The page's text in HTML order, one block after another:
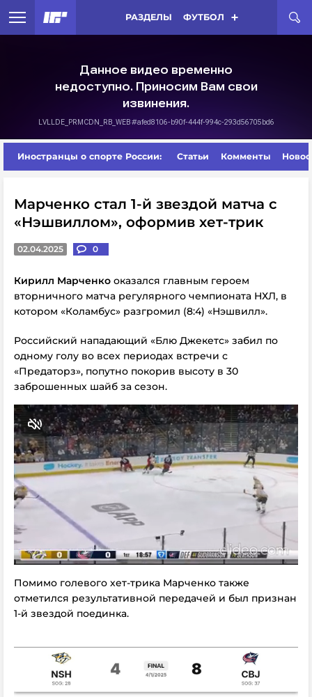
РАЗДЕЛЫ ФУТБОЛ
Иностранцы о спорте России: Статьи Комменты
Марченко стал 1-й звездой матча с
«Нэшвиллом», оформив хет-трик
02.04.2025 0
Кирилл Марченко оказался главным героем
вторничного матча регулярного чемпионата НХЛ, в
котором «Коламбус» разгромил (8:4) «Нэшвилл».
Российский нападающий «Блю Джекетс» забил по
одному голу во всех периодах встречи с
«Предаторз», попутно покорив высоту в 30
заброшенных шайб за сезон.
Помимо голевого хет-трика Марченко также
отметился результативной передачей и был признан
1-й звездой поединка.